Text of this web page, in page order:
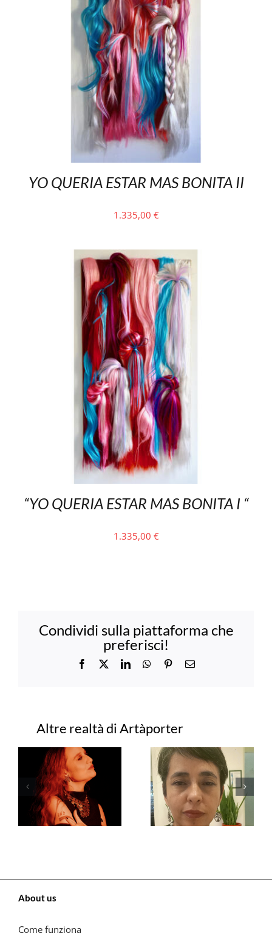
YO QUERIA ESTAR MAS BONITA II
1.335,00 €
“YO QUERIA ESTAR MAS BONITA I “
1.335,00 €
Condividi sulla piattaforma che
preferisci!
Facebook LinkedInWhatsApp
PinterestEmail
Progetti correlati
About us
Come funziona